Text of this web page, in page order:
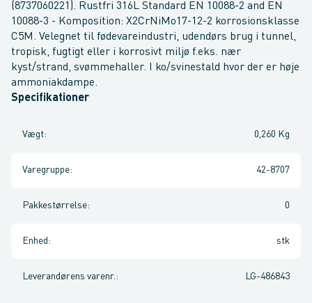
(8737060221). Rustfri 316L Standard EN 10088-2 and EN
10088-3 - Komposition: X2CrNiMo17-12-2 korrosionsklasse
C5M. Velegnet til fødevareindustri, udendørs brug i tunnel,
tropisk, fugtigt eller i korrosivt miljø f.eks. nær
kyst/strand, svømmehaller. I ko/svinestald hvor der er høje
ammoniakdampe.
Specifikationer
Vægt: 0,260 Kg
Varegruppe: 42-8707
Pakkestørrelse: 0
Enhed : stk
Leverandørens varenr. : LG-486843